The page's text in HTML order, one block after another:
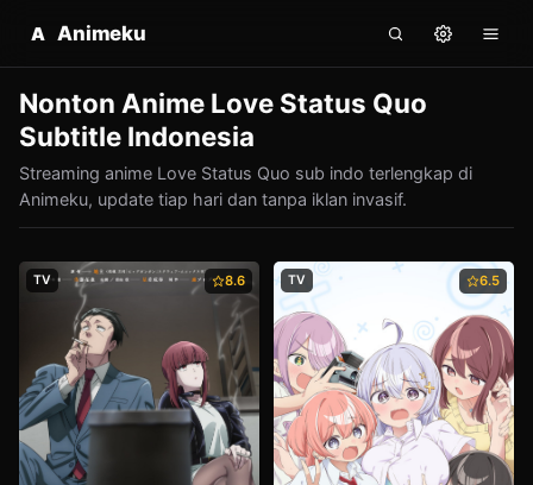
A Animeku
Nonton Anime Love Status Quo
Subtitle Indonesia
Streaming anime Love Status Quo sub indo terlengkap di
Animeku, update tiap hari dan tanpa iklan invasif.
TV 8.6 TV 6.5